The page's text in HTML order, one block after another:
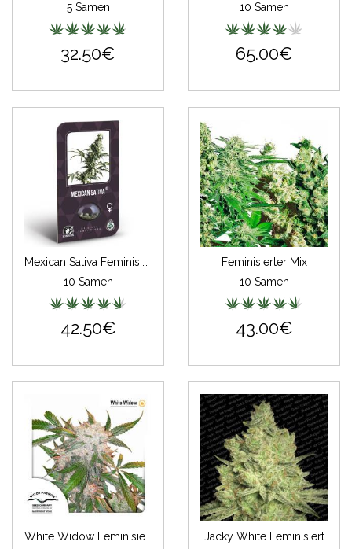
5 Samen
32.50€
10 Samen
65.00€
10 Samen
42.50€
Feminisierter Mix
10 Samen
43.00€
Jacky White Feminisiert